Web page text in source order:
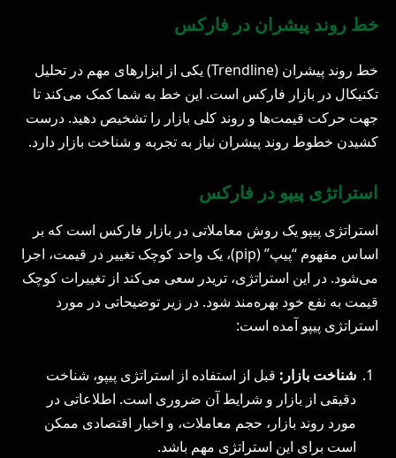
خط روند پیشران در فارکس
خط روند پیشران (Trendline) یکی از ابزارهای مهم در تحلیل
تکنیکال در بازار فارکس است. این خط به شما کمک می‌کند تا
جهت حرکت قیمت‌ها و روند کلی بازار را تشخیص دهید. درست
کشیدن خطوط روند پیشران نیاز به تجربه و شناخت بازار دارد.
استراتژی پیپو در فارکس
استراتژی پیپو یک روش معاملاتی در بازار فارکس است که بر
اساس مفهوم “پیپ” (pip)، یک واحد کوچک تغییر در قیمت، اجرا
می‌شود. در این استراتژی، تریدر سعی می‌کند از تغییرات کوچک
قیمت به نفع خود بهره‌مند شود. در زیر توضیحاتی در مورد
استراتژی پیپو آمده است:
شناخت بازار: قبل از استفاده از استراتژی پیپو، شناخت
دقیقی از بازار و شرایط آن ضروری است. اطلاعاتی در
مورد روند بازار، حجم معاملات، و اخبار اقتصادی ممکن
است برای این استراتژی مهم باشد.